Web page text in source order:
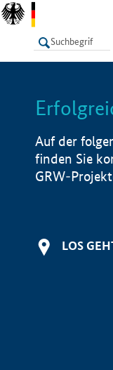
LISTE
Auf der
finden Sie
GRW-
LOS